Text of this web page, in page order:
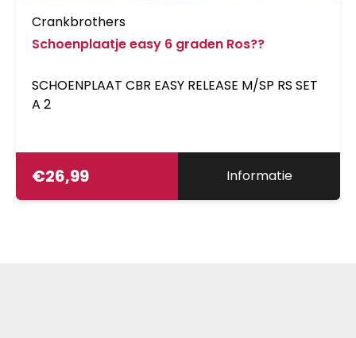
Crankbrothers
Schoenplaatje easy 6 graden Ros??
SCHOENPLAAT CBR EASY RELEASE M/SP RS SET
A 2
€26,99 Informatie